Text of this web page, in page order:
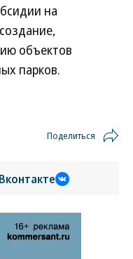
на
объектов
парков.
Поделиться
Вконтакте